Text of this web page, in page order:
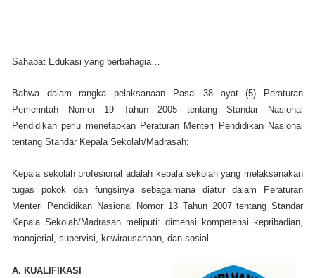
Sahabat Edukasi yang berbahagia…
Bahwa dalam rangka pelaksanaan Pasal 38 ayat (5) Peraturan
Pemerintah Nomor 19 Tahun 2005 tentang Standar Nasional
Pendidikan perlu menetapkan Peraturan Menteri Pendidikan Nasional
tentang Standar Kepala Sekolah/Madrasah;
Kepala sekolah profesional adalah kepala sekolah yang melaksanakan
tugas pokok dan fungsinya sebagaimana diatur dalam Peraturan
Menteri Pendidikan Nasional Nomor 13 Tahun 2007 tentang Standar
Kepala Sekolah/Madrasah meliputi: dimensi kompetensi kepribadian,
manajerial, supervisi, kewirausahaan, dan sosial.
A. KUALIFIKASI